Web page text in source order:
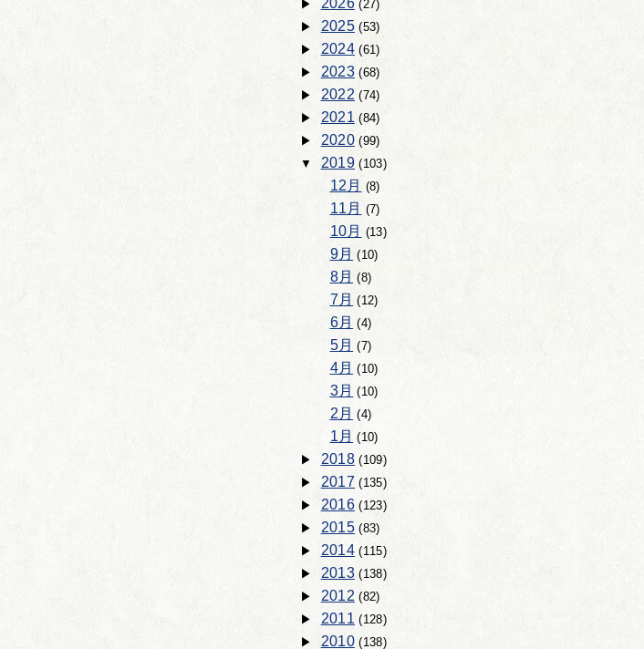
2026(27)
2025(53)
2024(61)
2023(68)
2022(74)
2021(84)
2020(99)
2019(103)
12月 (8)
11月 (7)
10月 (13)
9月 (10)
8月 (8)
7月 (12)
6月 (4)
5月 (7)
4月 (10)
3月 (10)
2月 (4)
1月 (10)
2018(109)
2017 (135)
2016(123)
2015(83)
2014(115)
2013(138)
2012(82)
2011(128)
2010(138)